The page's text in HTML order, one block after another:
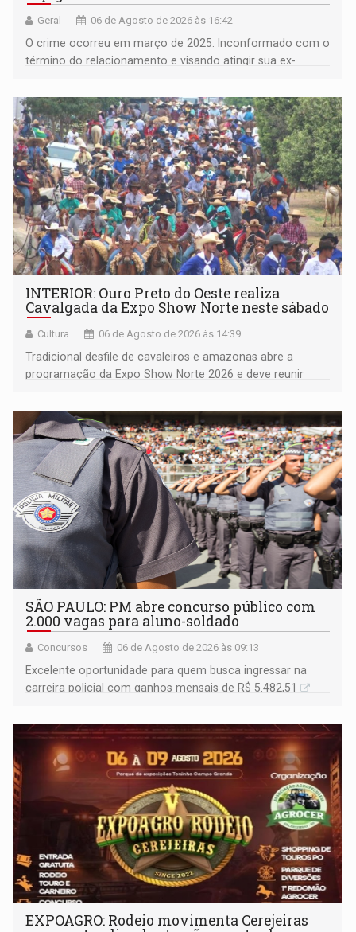
Geral 06 de Agosto de 2026 às 16:42
O crime ocorreu em março de 2025. Inconformado com o
término do relacionamento e visando atingir sua ex-
INTERIOR: Ouro Preto do Oeste realiza
Cavalgada da Expo Show Norte neste sábado
Cultura 06 de Agosto de 2026 às 14:39
Tradicional desfile de cavaleiros e amazonas abre a
programação da Expo Show Norte 2026 e deve reunir
SÃO PAULO: PM abre concurso público com
2.000 vagas para aluno-soldado
Concursos 06 de Agosto de 2026 às 09:13
Excelente oportunidade para quem busca ingressar na
carreira policial com ganhos mensais de R$ 5.482,51
EXPOAGRO: Rodeio movimenta Cerejeiras